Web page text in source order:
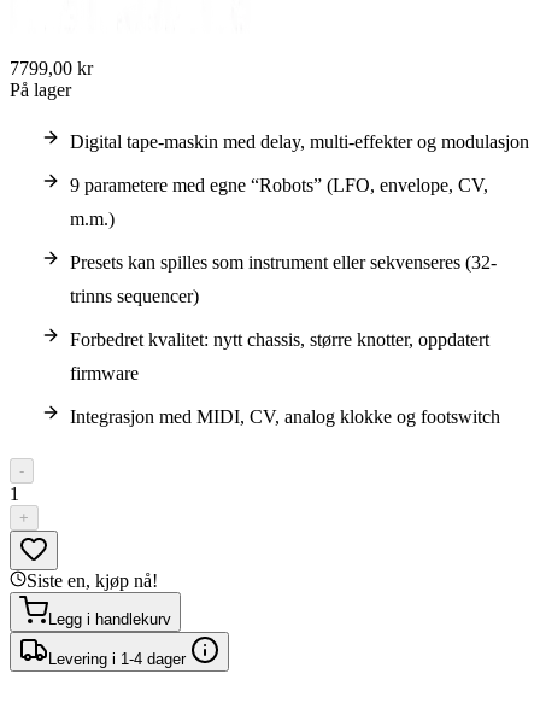
7799,00 kr
På lager
Digital tape-maskin med delay, multi-effekter og modulasjon
9 parametere med egne “Robots” (LFO, envelope, CV,
m.m.)
Presets kan spilles som instrument eller sekvenseres (32-
trinns sequencer)
Forbedret kvalitet: nytt chassis, større knotter, oppdatert
firmware
Integrasjon med MIDI, CV, analog klokke og footswitch
-
1
+
Siste en, kjøp nå!
Legg i handlekurv
Levering i 1-4 dager